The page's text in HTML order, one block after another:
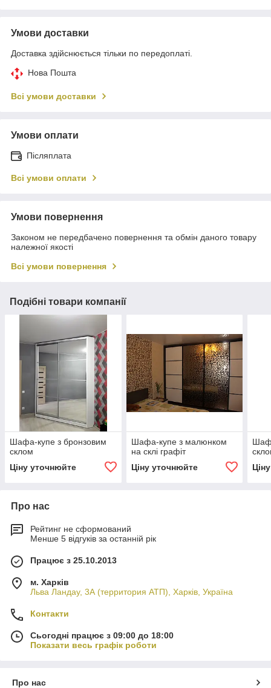
Умови доставки
Доставка здійснюється тільки по передоплаті.
Нова Пошта
Всі умови доставки
Умови оплати
Післяплата
Всі умови оплати
Умови повернення
Законом не передбачено повернення та обмін даного товару
належної якості
Всі умови повернення
Подібні товари компанії
Шафа-купе з бронзовим
склом
Ціну уточнюйте
Шафа-купе з малюнком
на склі графіт
Ціну уточнюйте
Про нас
Рейтинг не сформований
Менше 5 відгуків за останній рік
Працює з 25.10.2013
м. Харків
Льва Ландау, 3А (территория АТП), Харків, Україна
Контакти
Сьогодні працює з 09:00 до 18:00
Показати весь графік роботи
Про нас